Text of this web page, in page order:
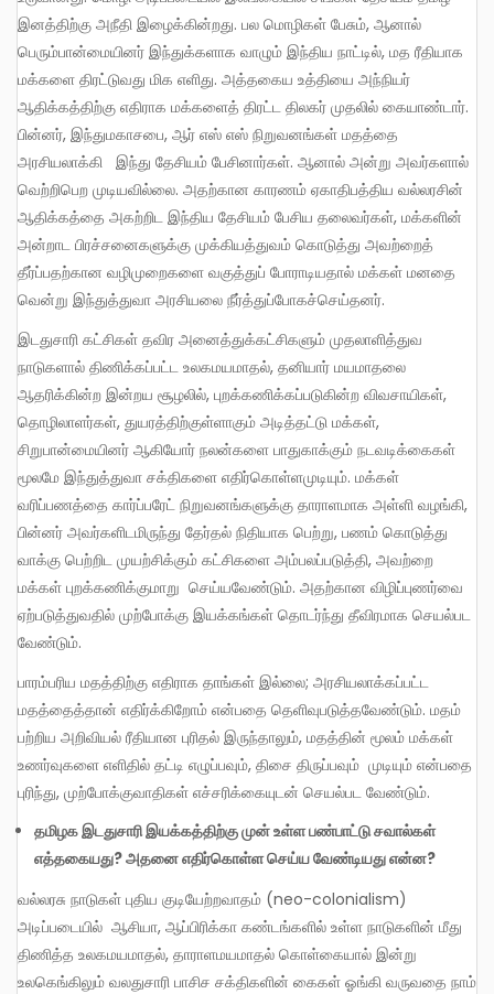
இனத்திற்கு அநீதி இழைக்கின்றது. பல மொழிகள் பேசும், ஆனால்
பெரும்பான்மையினர் இந்துக்களாக வாழும் இந்திய நாட்டில், மத ரீதியாக
மக்களை திரட்டுவது மிக எளிது. அத்தகைய உத்தியை அந்நியர்
ஆதிக்கத்திற்கு எதிராக மக்களைத் திரட்ட திலகர் முதலில் கையாண்டார்.
பின்னர், இந்துமகாசபை, ஆர் எஸ் எஸ் நிறுவனங்கள் மதத்தை
அரசியலாக்கி இந்து தேசியம் பேசினார்கள். ஆனால் அன்று அவர்களால்
வெற்றிபெற முடியவில்லை. அதற்கான காரணம் ஏகாதிபத்திய வல்லரசின்
ஆதிக்கத்தை அகற்றிட இந்திய தேசியம் பேசிய தலைவர்கள், மக்களின்
அன்றாட பிரச்சனைகளுக்கு முக்கியத்துவம் கொடுத்து அவற்றைத்
தீர்ப்பதற்கான வழிமுறைகளை வகுத்துப் போராடியதால் மக்கள் மனதை
வென்று இந்துத்துவா அரசியலை நீர்த்துப்போகச்செய்தனர்.
இடதுசாரி கட்சிகள் தவிர அனைத்துக்கட்சிகளும் முதலாளித்துவ
நாடுகளால் திணிக்கப்பட்ட உலகமயமாதல், தனியார் மயமாதலை
ஆதரிக்கின்ற இன்றய சூழலில், புறக்கணிக்கப்படுகின்ற விவசாயிகள்,
தொழிலாளர்கள், துயரத்திற்குள்ளாகும் அடித்தட்டு மக்கள்,
சிறுபான்மையினர் ஆகியோர் நலன்களை பாதுகாக்கும் நடவடிக்கைகள்
மூலமே இந்துத்துவா சக்திகளை எதிர்கொள்ளமுடியும். மக்கள்
வரிப்பணத்தை கார்ப்பரேட் நிறுவனங்களுக்கு தாராளமாக அள்ளி வழங்கி,
பின்னர் அவர்களிடமிருந்து தேர்தல் நிதியாக பெற்று, பணம் கொடுத்து
வாக்கு பெற்றிட முயற்சிக்கும் கட்சிகளை அம்பலப்படுத்தி, அவற்றை
மக்கள் புறக்கணிக்குமாறு செய்யவேண்டும். அதற்கான விழிப்புணர்வை
ஏற்படுத்துவதில் முற்போக்கு இயக்கங்கள் தொடர்ந்து தீவிரமாக செயல்பட
வேண்டும்.
பாரம்பரிய மதத்திற்கு எதிராக தாங்கள் இல்லை; அரசியலாக்கப்பட்ட
மதத்தைத்தான் எதிர்க்கிறோம் என்பதை தெளிவுபடுத்தவேண்டும். மதம்
பற்றிய அறிவியல் ரீதியான புரிதல் இருந்தாலும், மதத்தின் மூலம் மக்கள்
உணர்வுகளை எளிதில் தட்டி எழுப்பவும், திசை திருப்பவும் முடியும் என்பதை
புரிந்து, முற்போக்குவாதிகள் எச்சரிக்கையுடன் செயல்பட வேண்டும்.
தமிழகஇடதுசாரிஇயக்கத்திற்குமுன்உள்ளபண்பாட்டுசவால்கள்
எத்தகையது?அதனைஎதிர்கொள்ளசெய்யவேண்டியதுஎன்ன?
வல்லரசு நாடுகள் புதிய குடியேற்றவாதம் (neo-colonialism)
அடிப்படையில் ஆசியா, ஆப்பிரிக்கா கண்டங்களில் உள்ள நாடுகளின் மீது
திணித்த உலகமயமாதல், தாராளமயமாதல் கொள்கையால் இன்று
உலகெங்கிலும் வலதுசாரி பாசிச சக்திகளின் கைகள் ஓங்கி வருவதை நாம்